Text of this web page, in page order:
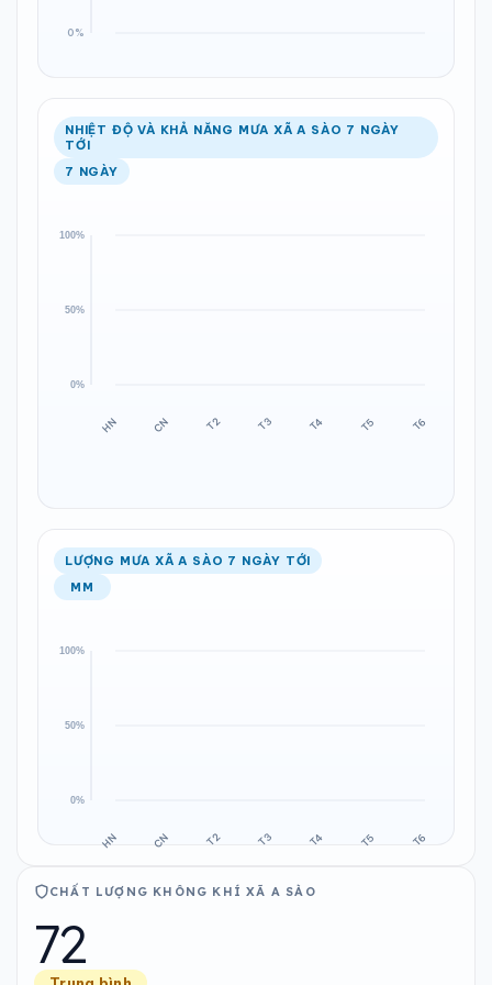
NHIỆT ĐỘ VÀ KHẢ NĂNG MƯA XÃ A SÀO 7 NGÀY
TỚI
7 NGÀY
LƯỢNG MƯA XÃ A SÀO 7 NGÀY TỚI
MM
CHẤT LƯỢNG KHÔNG KHÍ XÃ A SÀO
72